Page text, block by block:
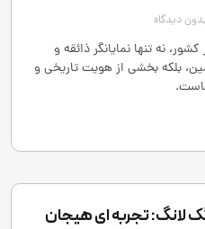
بدون دیدگاه
نه تنها نمایانگر ذائقه و
بلکه بخشی از هویت تاریخی و
لانگ: تجربه ‌ای هیجان